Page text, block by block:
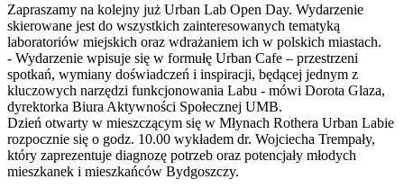
Zapraszamy na kolejny już Urban Lab Open Day. Wydarzenie
skierowane jest do wszystkich zainteresowanych tematyką
laboratoriów miejskich oraz wdrażaniem ich w polskich miastach.
- Wydarzenie wpisuje się w formułę Urban Cafe – przestrzeni
spotkań, wymiany doświadczeń i inspiracji, będącej jednym z
kluczowych narzędzi funkcjonowania Labu - mówi Dorota Glaza,
dyrektorka Biura Aktywności Społecznej UMB.
Dzień otwarty w mieszczącym się w Młynach Rothera Urban Labie
rozpocznie się o godz. 10.00 wykładem dr. Wojciecha Trempały,
który zaprezentuje diagnozę potrzeb oraz potencjały młodych
mieszkanek i mieszkańców Bydgoszczy.